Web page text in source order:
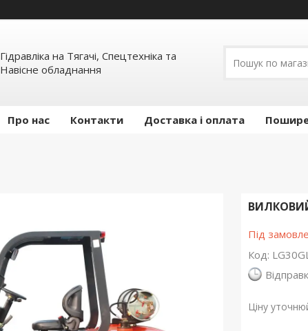
Гідравліка на Тягачі, Спецтехніка та
Навісне обладнання
Про нас Контакти Доставка і оплата
Під
Код:
Ціну